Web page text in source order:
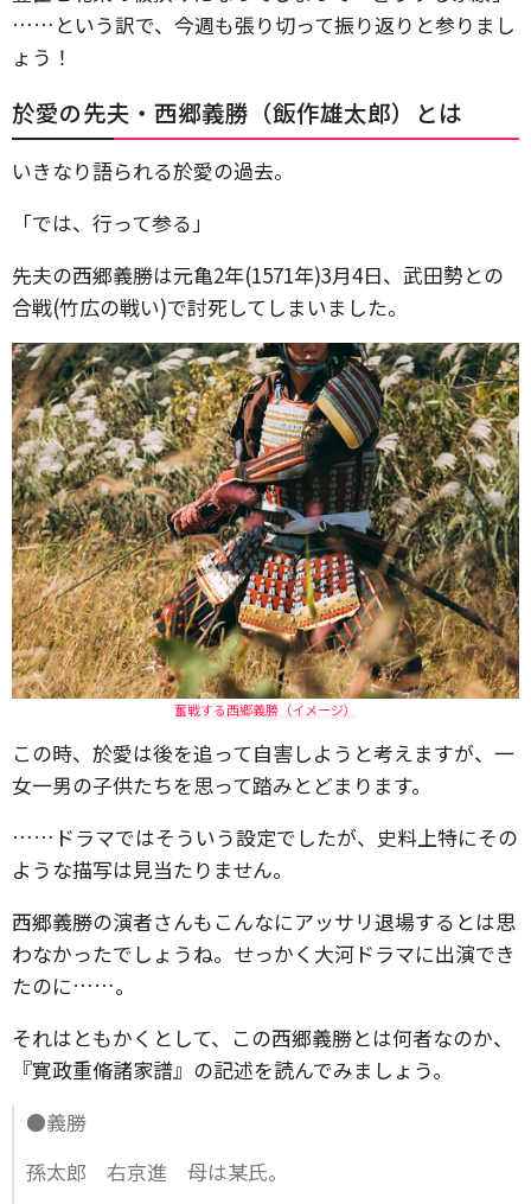
……という訳で、今週も張り切って振り返りと参りまし
ょう！
於愛の先夫・西郷義勝（飯作雄太郎）とは
いきなり語られる於愛の過去。
「では、行って参る」
先夫の西郷義勝は元亀2年(1571年)3月4日、武田勢との
合戦(竹広の戦い)で討死してしまいました。
奮戦する西郷義勝（イメージ）
この時、於愛は後を追って自害しようと考えますが、一
女一男の子供たちを思って踏みとどまります。
……ドラマではそういう設定でしたが、史料上特にその
ような描写は見当たりません。
西郷義勝の演者さんもこんなにアッサリ退場するとは思
わなかったでしょうね。せっかく大河ドラマに出演でき
たのに……。
それはともかくとして、この西郷義勝とは何者なのか、
『寛政重脩諸家譜』の記述を読んでみましょう。
●義勝
孫太郎 右京進 母は某氏。